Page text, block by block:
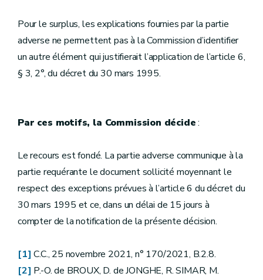
Pour le surplus, les explications fournies par la partie
adverse ne permettent pas à la Commission d’identifier
un autre élément qui justifierait l’application de l’article 6,
§ 3, 2°, du décret du 30 mars 1995.
Par ces motifs, la Commission décide:
Le recours est fondé. La partie adverse communique à la
partie requérante le document sollicité moyennant le
respect des exceptions prévues à l’article 6 du décret du
30 mars 1995 et ce, dans un délai de 15 jours à
compter de la notification de la présente décision.
[1] C.C., 25 novembre 2021, n° 170/2021, B.2.8.
[2] P.-O. de BROUX, D. de JONGHE, R. SIMAR, M.